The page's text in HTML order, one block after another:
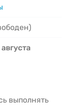
выполнять